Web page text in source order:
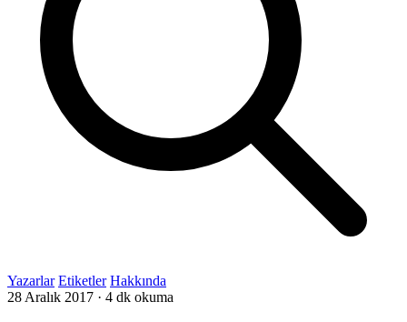
Yazarlar Etiketler Hakkında
28 Aralık 2017 · 4 dk okuma